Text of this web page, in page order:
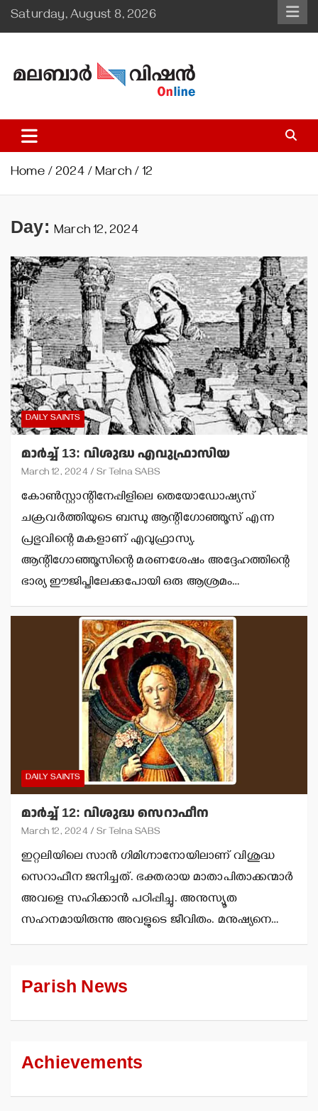
Skip
to
Saturday, August 8, 2026
Malabar Vision Online
Illuminating Diocesan News with Divine Clarity.
Home 2024 March 12
Day: March 12, 2024
DAILY SAINTS
മാര്‍ച്ച് 13: വിശുദ്ധ എവുഫ്രാസിയ
March 12, 2024 Sr Telna SABS
കോണ്‍സ്റ്റാന്റിനേപ്പിളിലെ തെയോഡോഷ്യസ്
ചക്രവര്‍ത്തിയുടെ ബന്ധു ആന്റിഗോഞ്ഞൂസ് എന്ന
പ്രഭുവിന്റെ മകളാണ് എവുഫ്രാസ്യ.
ആന്റിഗോഞ്ഞൂസിന്റെ മരണശേഷം അദ്ദേഹത്തിന്റെ
ഭാര്യ ഈജിപ്തിലേക്കുപോയി ഒരു ആശ്രമം…
DAILY SAINTS
മാര്‍ച്ച് 12: വിശുദ്ധ സെറാഫീന
March 12, 2024 Sr Telna SABS
ഇറ്റലിയിലെ സാന്‍ ഗിമിഗ്നാനോയിലാണ് വിശുദ്ധ
സെറാഫീന ജനിച്ചത്. ഭക്തരായ മാതാപിതാക്കന്മാര്‍
അവളെ സഹിക്കാന്‍ പഠിപ്പിച്ചു. അനുസ്യൂത
സഹനമായിരുന്നു അവളുടെ ജീവിതം. മനുഷ്യനെ…
Parish News
Achievements